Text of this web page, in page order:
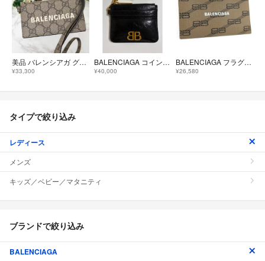
美品 バレンシアガ グッチ ショルダーフラグメントケース コインケース
¥33,300
BALENCIAGA コインケース カードケース フラグメントケース モナコ
¥40,000
BALENCIAGA フラグメントケース BBモノグラム PVCコーティング
¥26,580
タイプで絞り込み
レディース
メンズ
キッズ／ベビー／マタニティ
ブランドで絞り込み
BALENCIAGA